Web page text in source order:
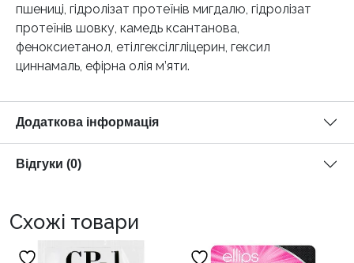
пшениці, гідролізат протеїнів мигдалю, гідролізат
протеїнів шовку, камедь ксантанова,
феноксиетанол, етілгексілгліцерин, гексил
циннамаль, ефірна олія м’яти.
Додаткова інформація
Відгуки (0)
Схожі товари